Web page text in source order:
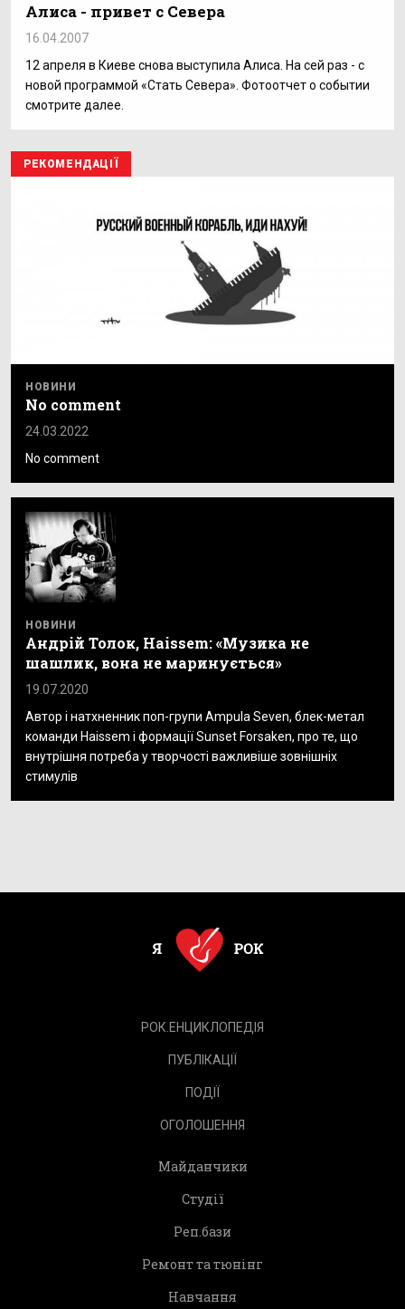
Алиса - привет с Севера
16.04.2007
12 апреля в Киеве снова выступила Алиса. На сей раз - с
новой программой «Стать Севера». Фотоотчет о событии
смотрите далее.
РЕКОМЕНДАЦІЇ
НОВИНИ
No comment
24.03.2022
No comment
НОВИНИ
Андрій Толок, Haissem: «Музика не
шашлик, вона не маринується»
19.07.2020
Автор і натхненник поп-групи Ampula Seven, блек-метал
команди Haissem і формації Sunset Forsaken, про те, що
внутрішня потреба у творчості важливіше зовнішніх
стимулів
РОК.ЕНЦИКЛОПЕДІЯ
ПУБЛІКАЦІЇ
ПОДІЇ
ОГОЛОШЕННЯ
Майданчики
Студії
Реп.бази
Ремонт та тюнінг
Навчання